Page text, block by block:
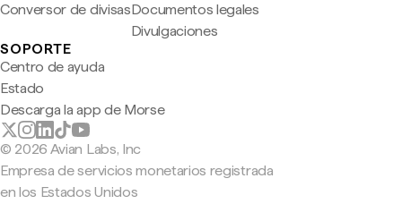
Conversor de divisasDocumentos legales
Divulgaciones
SOPORTE
Centro de ayuda
Estado
Descarga la app de Morse
© 2026 Avian Labs, Inc
Empresa de servicios monetarios registrada
en los Estados Unidos